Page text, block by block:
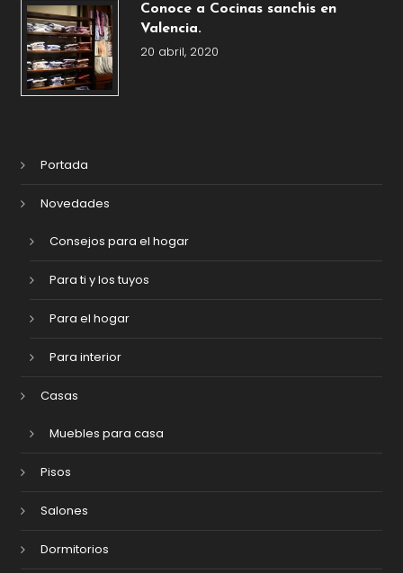
Conoce a Cocinas sanchis en
Valencia.
20 abril, 2020
Portada
Novedades
Consejos para el hogar
Para ti y los tuyos
Para el hogar
Para interior
Casas
Muebles para casa
Pisos
Salones
Dormitorios